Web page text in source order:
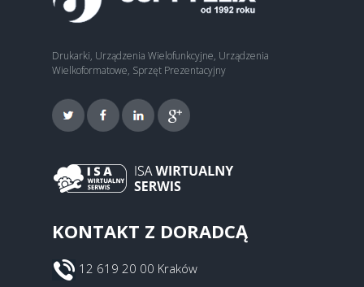
Drukarki, Urządzenia Wielofunkcyjne, Urządzenia
Wielkoformatowe, Sprzęt Prezentacyjny
KONTAKT Z DORADCĄ
12 619 20 00 Kraków